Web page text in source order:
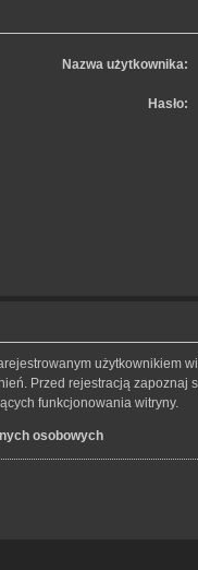
Nazwa użytkownika:
Hasło:
użytkownikiem
Przed rejestracją zapoznaj
funkcjonowania witryny.
osobowych